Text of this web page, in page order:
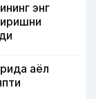
энг
аёл